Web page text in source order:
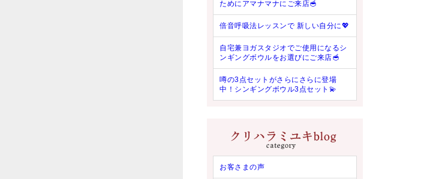
ためにアマナマナにご来店🥣
倍音呼吸法レッスンで 新しい自分に💖
自宅兼ヨガスタジオでご使用になるシ
ンギングボウルをお選びにご来店🥣
噂の3点セットがさらにさらに登場
中！シンギングボウル3点セット💫
お客さまの声